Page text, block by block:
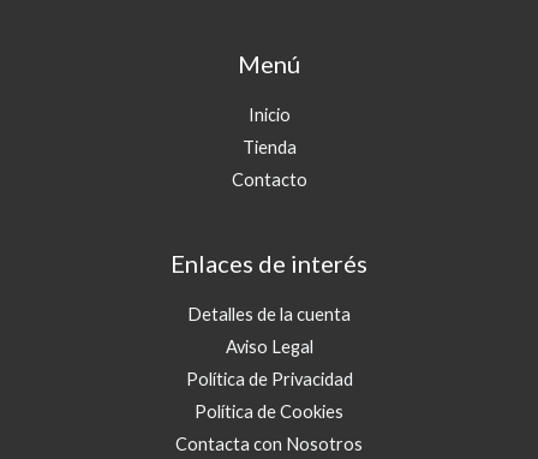
Menú
Inicio
Tienda
Contacto
Enlaces de interés
Detalles de la cuenta
Aviso Legal
Política de Privacidad
Política de Cookies
Contacta con Nosotros